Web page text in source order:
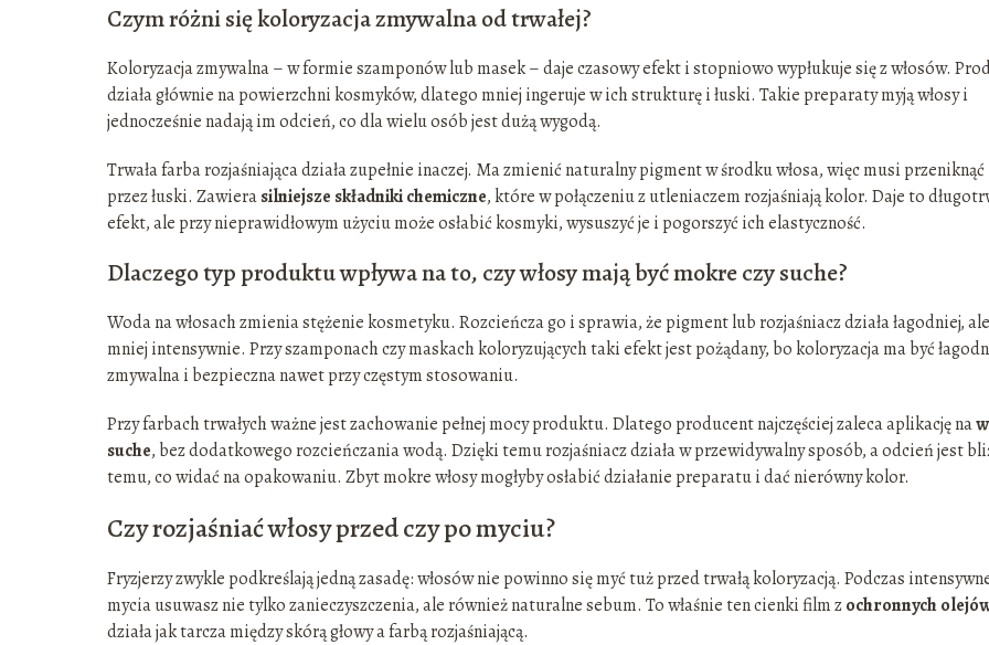
Czym różni się koloryzacja zmywalna od trwałej?
Koloryzacja zmywalna – w formie szamponów lub masek – daje czasowy efekt i stopniowo wypłukuje się z włosów.
działa głównie na powierzchni kosmyków, dlatego mniej ingeruje w ich strukturę i łuski. Takie preparaty myją włosy i
jednocześnie nadają im odcień, co dla wielu osób jest dużą wygodą.
Trwała farba rozjaśniająca działa zupełnie inaczej. Ma zmienić naturalny pigment w środku włosa, więc musi przeniknąć
przez łuski. Zawierasilniejsze składniki chemiczne, które w połączeniu z utleniaczem rozjaśniają kolor. Daje to
efekt, ale przy nieprawidłowym użyciu może osłabić kosmyki, wysuszyć je i pogorszyć ich elastyczność.
Dlaczego typ produktu wpływa na to, czy włosy mają być mokre czy suche?
Woda na włosach zmienia stężenie kosmetyku. Rozcieńcza go i sprawia, że pigment lub rozjaśniacz działa łagodniej,
mniej intensywnie. Przy szamponach czy maskach koloryzujących taki efekt jest pożądany, bo koloryzacja ma być
zmywalna i bezpieczna nawet przy częstym stosowaniu.
Przy farbach trwałych ważne jest zachowanie pełnej mocy produktu. Dlatego producent najczęściej zaleca aplikację na
suche, bez dodatkowego rozcieńczania wodą. Dzięki temu rozjaśniacz działa w przewidywalny sposób, a odcień jest
temu, co widać na opakowaniu. Zbyt mokre włosy mogłyby osłabić działanie preparatu i dać nierówny kolor.
Czy rozjaśniać włosy przed czy po myciu?
Fryzjerzy zwykle podkreślają jedną zasadę: włosów nie powinno się myć tuż przed trwałą koloryzacją. Podczas
mycia usuwasz nie tylko zanieczyszczenia, ale również naturalne sebum. To właśnie ten cienki film zochronnych
działa jak tarcza między skórą głowy a farbą rozjaśniającą.